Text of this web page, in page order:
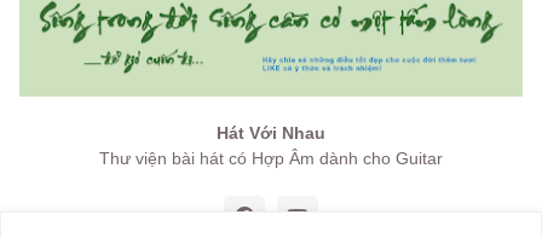
Hát Với Nhau
Thư viện bài hát có Hợp Âm dành cho Guitar